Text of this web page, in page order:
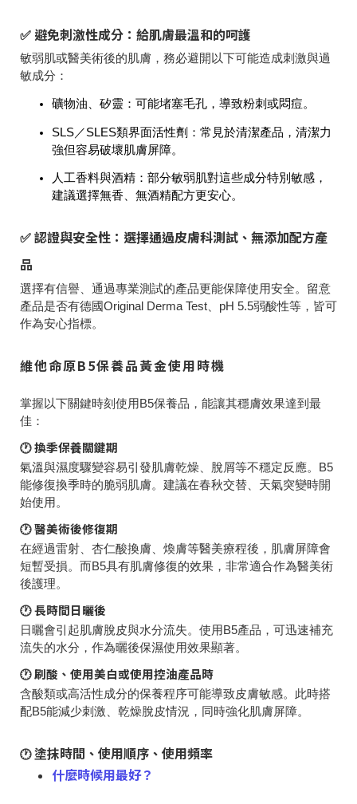
✅ 避免刺激性成分：給肌膚最溫和的呵護
敏弱肌或醫美術後的肌膚，務必避開以下可能造成刺激與過
敏成分：
礦物油、矽靈： 可能堵塞毛孔，導致粉刺或悶痘。
SLS／SLES類界面活性劑： 常見於清潔產品，清潔力
強但容易破壞肌膚屏障。
人工香料與酒精： 部分敏弱肌對這些成分特別敏感，
建議選擇無香、無酒精配方更安心。
✅ 認證與安全性：選擇通過皮膚科測試、無添加配方產
品
選擇有信譽、通過專業測試的產品更能保障使用安全。留意
產品是否有德國Original Derma Test、pH 5.5弱酸性等，皆可
作為安心指標。
維他命原B5保養品黃金使用時機
掌握以下關鍵時刻使用B5保養品，能讓其穩膚效果達到最
佳：
🕐 換季保養關鍵期
氣溫與濕度驟變容易引發肌膚乾燥、脫屑等不穩定反應。B5
能修復換季時的脆弱肌膚。建議在春秋交替、天氣突變時開
始使用。
🕐 醫美術後修復期
在經過雷射、杏仁酸換膚、煥膚等醫美療程後，肌膚屏障會
短暫受損。而B5具有肌膚修復的效果，非常適合作為醫美術
後護理。
🕐 長時間日曬後
日曬會引起肌膚脫皮與水分流失。使用B5產品，可迅速補充
流失的水分，作為曬後保濕使用效果顯著。
🕐 刷酸、使用美白或使用控油產品時
含酸類或高活性成分的保養程序可能導致皮膚敏感。此時搭
配B5能減少刺激、乾燥脫皮情況，同時強化肌膚屏障。
🕐塗抹時間、使用順序、使用頻率
什麼時候用最好？